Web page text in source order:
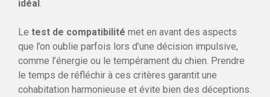
idéal.
Le test de compatibilité met en avant des aspects
que l’on oublie parfois lors d’une décision impulsive,
comme l’énergie ou le tempérament du chien. Prendre
le temps de réfléchir à ces critères garantit une
cohabitation harmonieuse et évite bien des déceptions.